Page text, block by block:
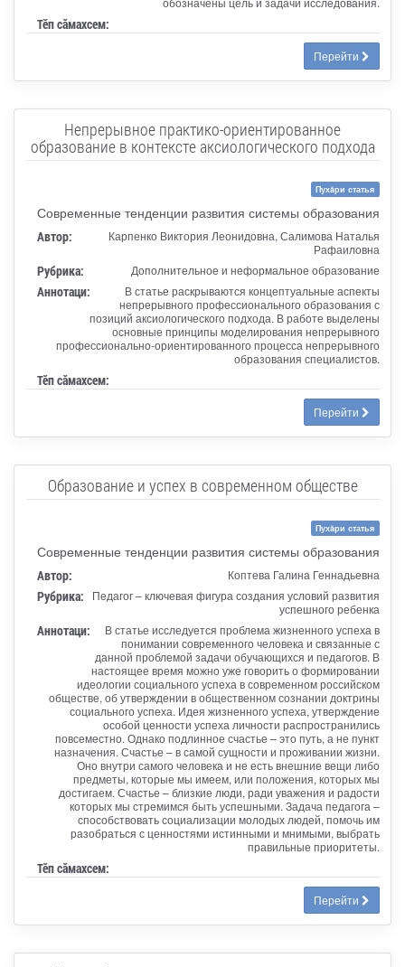
Тӗп сӑмахсем:
Перейти
Непрерывное практико-ориентированное
образование в контексте аксиологического подхода
Пухăри статья
Современные тенденции развития системы образования
Автор:
Карпенко Виктория Леонидовна, Салимова Наталья
Рафаиловна
Рубрика: Дополнительное и неформальное образование
Аннотаци:
В статье раскрываются концептуальные аспекты
непрерывного профессионального образования с
позиций аксиологического подхода. В работе выделены
основные принципы моделирования непрерывного
профессионально-ориентированного процесса непрерывного
образования специалистов.
Тӗп сӑмахсем:
Перейти
Образование и успех в современном обществе
Пухăри статья
Современные тенденции развития системы образования
Автор: Коптева Галина Геннадьевна
Рубрика:
Педагог – ключевая фигура создания условий развития
успешного ребенка
Аннотаци:
В статье исследуется проблема жизненного успеха в
понимании современного человека и связанные с
данной проблемой задачи обучающихся и педагогов. В
настоящее время можно уже говорить о формировании
идеологии социального успеха в современном российском
обществе, об утверждении в общественном сознании доктрины
социального успеха. Идея жизненного успеха, утверждение
особой ценности успеха личности распространились
повсеместно. Однако подлинное счастье – это путь, а не пункт
назначения. Счастье – в самой сущности и проживании жизни.
Оно внутри самого человека и не есть внешние вещи либо
предметы, которые мы имеем, или положения, которых мы
достигаем. Счастье – близкие люди, ради уважения и радости
которых мы стремимся быть успешными. Задача педагога –
способствовать социализации молодых людей, помочь им
разобраться с ценностями истинными и мнимыми, выбрать
правильные приоритеты.
Тӗп сӑмахсем:
Перейти